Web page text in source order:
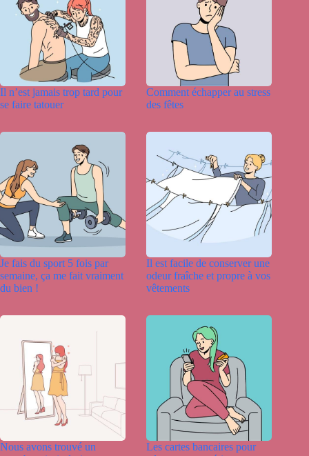
Il n’est jamais trop tard pour
se faire tatouer
Comment échapper au stress
des fêtes
Je fais du sport 5 fois par
semaine, ça me fait vraiment
du bien !
Il est facile de conserver une
odeur fraîche et propre à vos
vêtements
Nous avons trouvé un
Les cartes bancaires pour